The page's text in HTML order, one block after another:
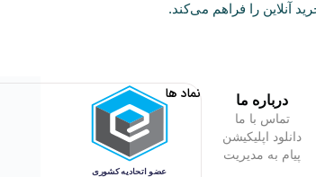
آنلاین را فراهم می‌کند.
درباره ما
تماس با ما
دانلود اپلیکیشن
پیام به مدیریت
نماد ها